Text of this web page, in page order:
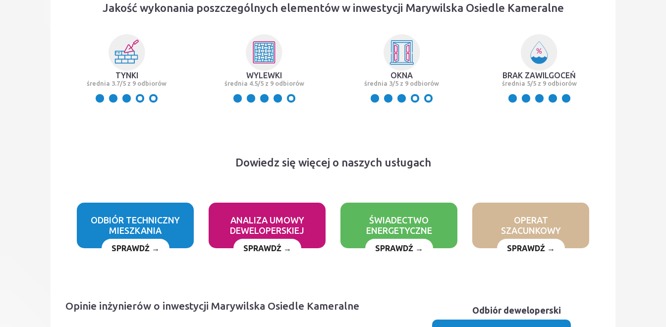
Jakość wykonania poszczególnych elementów w inwestycji Marywilska Osiedle Kameralne
TYNKI
średnia 3.7/5 z 9 odbiorów
WYLEWKI
średnia 4.5/5 z 9 odbiorów
OKNA
średnia 3/5 z 9 odbiorów
BRAK ZAWILGOCEŃ
średnia 5/5 z 9 odbiorów
Dowiedz się więcej o naszych usługach
ODBIÓR TECHNICZNY
MIESZKANIA
SPRAWDŹ →
ANALIZA UMOWY
DEWELOPERSKIEJ
SPRAWDŹ →
ŚWIADECTWO
ENERGETYCZNE
SPRAWDŹ →
OPERAT
SZACUNKOWY
SPRAWDŹ →
Opinie inżynierów o inwestycji Marywilska Osiedle Kameralne Odbiór deweloperski